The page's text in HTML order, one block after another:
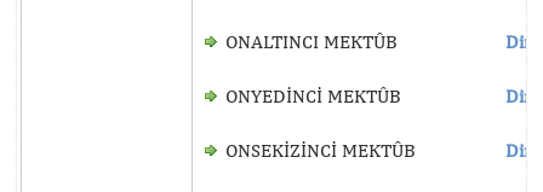
ONALTINCI MEKTÛB
ONYEDİNCİ MEKTÛB
ONSEKİZİNCİ MEKTÛB